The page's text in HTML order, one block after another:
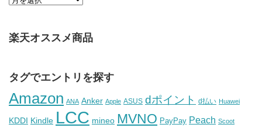
楽天オススメ商品
タグでエントリを探す
Amazon ANA Anker Apple ASUS dポイント d払い Huawei
KDDI Kindle LCC mineo MVNO PayPay Peach Scoot